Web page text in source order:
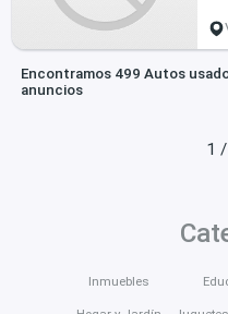
Encontramos 499 Autos
anuncios
1
Inmuebles